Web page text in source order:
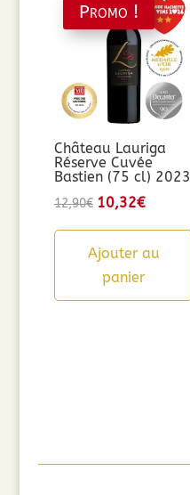
Promo !
Château Lauriga
Réserve Cuvée
Bastien (75 cl) 2023
12,90€ Le
initial
était :
10,32€Le
actuel
est :
Ajouter au
panier